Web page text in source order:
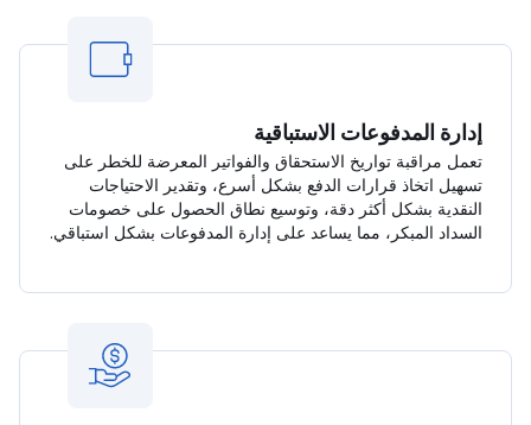
إدارة المدفوعات الاستباقية
تعمل مراقبة تواريخ الاستحقاق والفواتير المعرضة للخطر على
تسهيل اتخاذ قرارات الدفع بشكل أسرع، وتقدير الاحتياجات
النقدية بشكل أكثر دقة، وتوسيع نطاق الحصول على خصومات
السداد المبكر، مما يساعد على إدارة المدفوعات بشكل استباقي.